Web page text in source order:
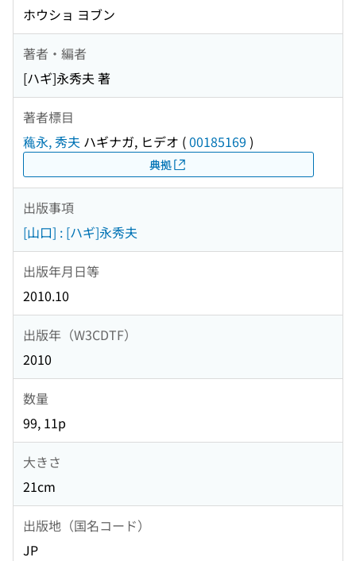
ホウショ ヨブン
著者・編者
[ハギ]永秀夫 著
著者標目
蘒永, 秀夫 ハギナガ, ヒデオ (00185169 )
典拠
出版事項
[山口] : [ハギ]永秀夫
出版年月日等
2010.10
出版年（W3CDTF）
2010
数量
99, 11p
大きさ
21cm
出版地（国名コード）
JP